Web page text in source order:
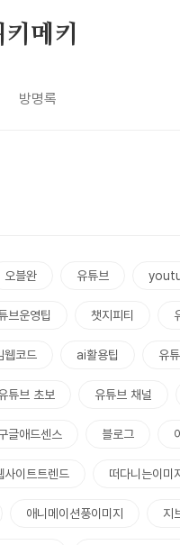
메키
방명록
오블완 유튜브
브운영팁 챗지피티
웹코드 ai활용팁 유
튜브 초보 유튜브 채널
글애드센스 블로그
사이트트렌드 떠다니는이미
애니메이션풍이미지 지